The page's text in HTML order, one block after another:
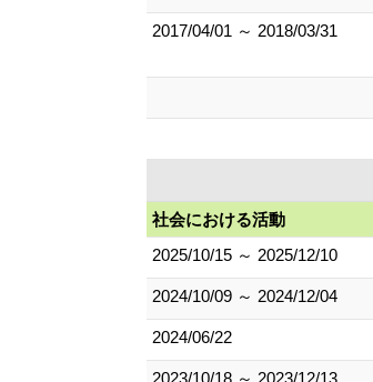
2017/04/01 ～ 2018/03/31
社会における活動
2025/10/15 ～ 2025/12/10
2024/10/09 ～ 2024/12/04
2024/06/22
2023/10/18 ～ 2023/12/13